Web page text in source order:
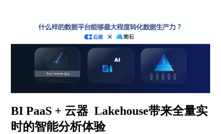
BI PaaS + 云器 Lakehouse带来全量实
时的智能分析体验